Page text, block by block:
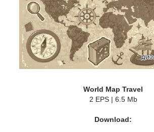
World Map Travel
2 EPS | 6.5 Mb
Download: